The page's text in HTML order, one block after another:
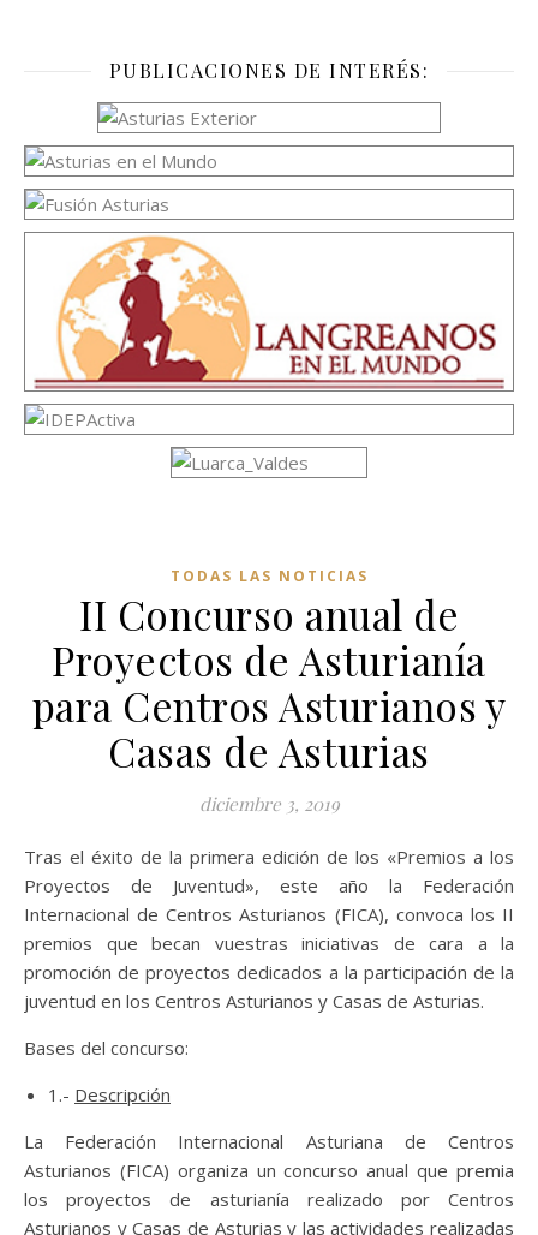
PUBLICACIONES DE INTERÉS:
TODAS LAS NOTICIAS
II Concurso anual de
Proyectos de Asturianía
para Centros Asturianos y
Casas de Asturias
diciembre 3, 2019
Tras el éxito de la primera edición de los «Premios a los
Proyectos de Juventud», este año la Federación
Internacional de Centros Asturianos (FICA), convoca los II
premios que becan vuestras iniciativas de cara a la
promoción de proyectos dedicados a la participación de la
juventud en los Centros Asturianos y Casas de Asturias.
Bases del concurso:
1.- Descripción
La Federación Internacional Asturiana de Centros
Asturianos (FICA) organiza un concurso anual que premia
los proyectos de asturianía realizado por Centros
Asturianos y Casas de Asturias y las actividades realizadas